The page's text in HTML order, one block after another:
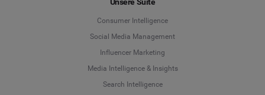
Consumer Intelligence
Social Media Management
Influencer Marketing
Media Intelligence & Insights
Search Intelligence